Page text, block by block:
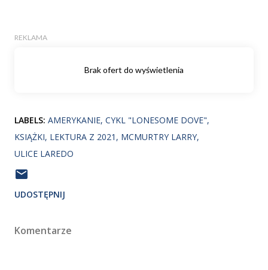
LABELS: AMERYKANIE CYKL "LONESOME DOVE"
KSIĄŻKI LEKTURA Z 2021
MCMURTRY LARRY
ULICE LAREDO
UDOSTĘPNIJ
Komentarze